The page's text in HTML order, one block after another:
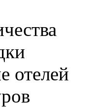
отелей